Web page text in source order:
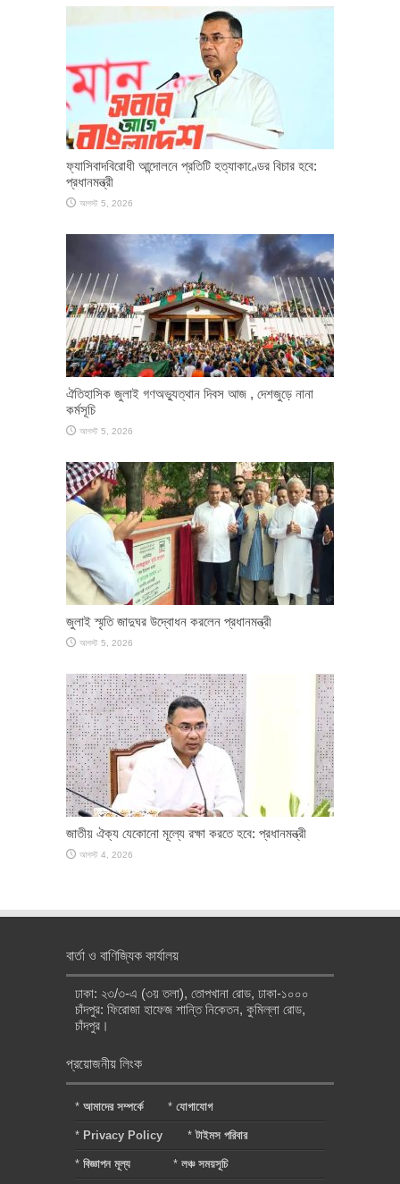
ফ্যাসিবাদবিরোধী আন্দোলনে প্রতিটি হত্যাকাণ্ডের বিচার হবে:
প্রধানমন্ত্রী
আগস্ট 5, 2026
ঐতিহাসিক জুলাই গণঅভ্যুত্থান দিবস আজ , দেশজুড়ে নানা
কর্মসূচি
আগস্ট 5, 2026
জুলাই স্মৃতি জাদুঘর উদ্বোধন করলেন প্রধানমন্ত্রী
আগস্ট 5, 2026
জাতীয় ঐক্য যেকোনো মূল্যে রক্ষা করতে হবে: প্রধানমন্ত্রী
আগস্ট 4, 2026
বার্তা ও বাণিজ্যিক কার্যালয়
ঢাকা: ২৩/৩-এ (৩য় তলা), তোপখানা রোড, ঢাকা-১০০০
চাঁদপুর: ফিরোজা হাফেজ শান্তি নিকেতন, কুমিল্লা রোড,
চাঁদপুর।
প্রয়োজনীয় লিংক
* আমাদের সম্পর্কে * যোগাযোগ
* Privacy Policy *টাইমস পরিবার
* বিজ্ঞাপন মূল্য * লঞ্চ সময়সূচি